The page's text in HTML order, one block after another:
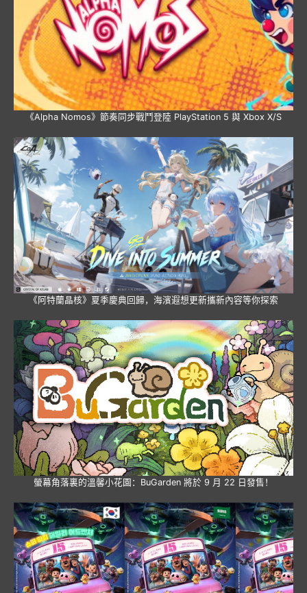
《Alpha Nomos》節奏同步戰鬥登陸 PlayStation 5 與 Xbox X/S
《阿特蘭晶核》夏季慶典回歸，海濱遐想更新攜新內容等你探索
螢幕角落裏的溫馨小花園：BuGarden 將於 9 月 22 日發售！